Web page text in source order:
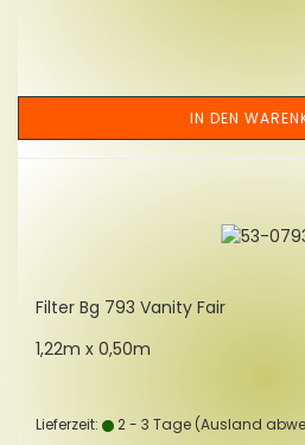
IN DEN
Fil­ter Bg 793 Va­ni­ty Fair
1,22m x 0,50m
Lieferzeit: 2 - 3 Tage (Ausland